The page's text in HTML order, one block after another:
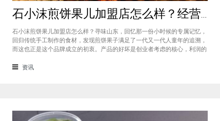
石小沫煎饼果儿加盟店怎么样？经营煎饼果子店利润如何
石小沫煎饼果儿加盟店怎么样？寻味山东，回忆那一份小时候的专属记忆，
回归传统手工制作的食材，发现煎饼果子满足了一代又一代人童年的追溯，
而这也正是这个品牌成立的初衷。产品的好坏是创业者考虑的核心，利润的
儿加盟怎么样？适不适合加盟？能赚钱吗？下面小编将为大家解答这些问
资讯